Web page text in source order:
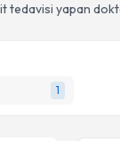
tedavisi yapan
1